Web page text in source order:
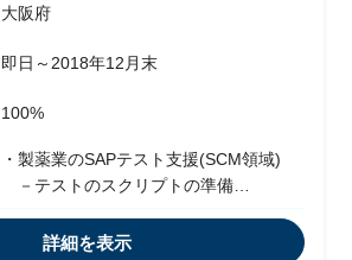
大阪府
即日～2018年12月末
100%
・製薬業のSAPテスト支援(SCM領域)
－テストのスクリプトの準備
－受け入れテストへ向けての準備
詳細を表示